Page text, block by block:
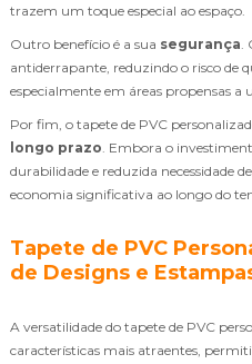
trazem um toque especial ao espaço.
Outro benefício é a sua segurança.
antiderrapante, reduzindo o risco de
especialmente em áreas propensas a
Por fim, o tapete de PVC
longo prazo. Embora o
durabilidade e reduzida necessidade
economia significativa ao longo do
Tapete de PVC
de Designs e
A versatilidade do tapete de PVC
características mais atraentes,